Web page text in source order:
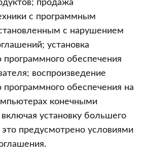
продажа
с программным
с нарушением
установка
программного обеспечения
воспроизведение
программного обеспечения на
конечными
установку большего
предусмотрено условиями